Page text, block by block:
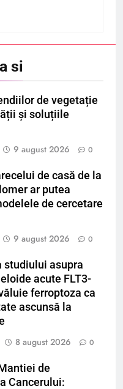
si
de vegetație
și soluțiile
9 august 2026 0
de casă de la
ar putea
de cercetare
9 august 2026 0
studiului asupra
acute FLT3-
ferroptoza ca
ascunsă la
8 august 2026 0
de
Cancerului: